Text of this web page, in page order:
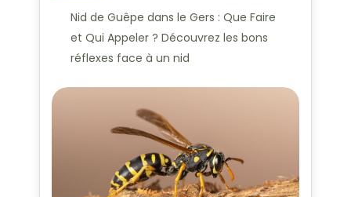
Nid de Guêpe dans le Gers : Que Faire
et Qui Appeler ? Découvrez les bons
réflexes face à un nid